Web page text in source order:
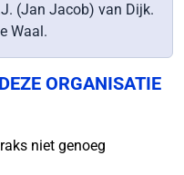
(Jan Jacob) van Dijk.
Waal.
ORGANISATIE
niet genoeg